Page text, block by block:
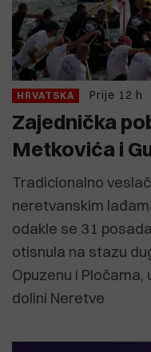
HRVATSKA Prije 12 h
Zajednička
Metkovića i
Tradicionalno
neretvanskim
odakle se 31
otisnula na stazu
Opuzenu i
dolini Neretve